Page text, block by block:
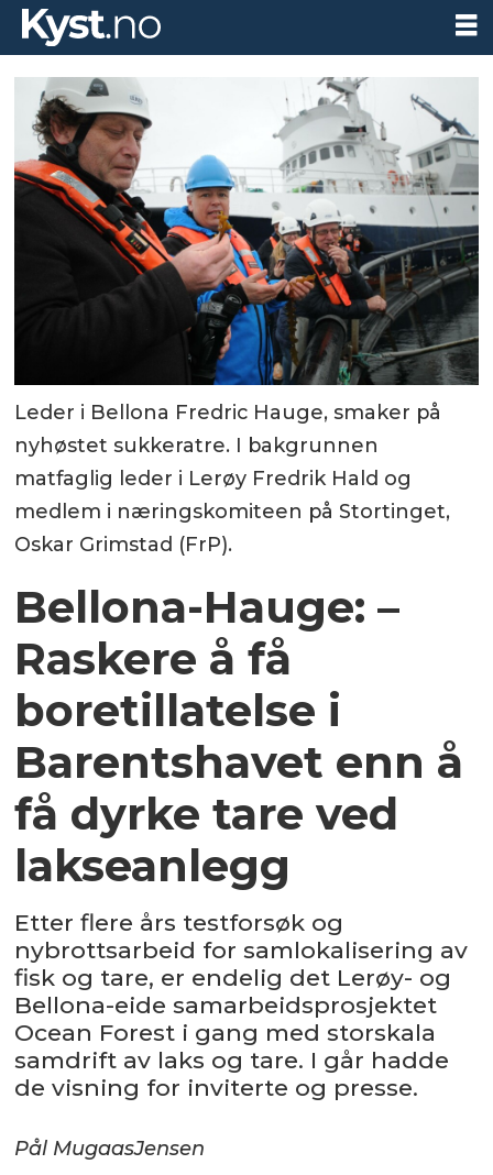
Leder i Bellona Fredric Hauge, smaker på
nyhøstet sukkeratre. I bakgrunnen
matfaglig leder i Lerøy Fredrik Hald og
medlem i næringskomiteen på Stortinget,
Oskar Grimstad (FrP).
Bellona-Hauge: –
Raskere å få
boretillatelse i
Barentshavet enn å
få dyrke tare ved
lakseanlegg
Etter flere års testforsøk og
nybrottsarbeid for samlokalisering av
fisk og tare, er endelig det Lerøy- og
Bellona-eide samarbeidsprosjektet
Ocean Forest i gang med storskala
samdrift av laks og tare. I går hadde
de visning for inviterte og presse.
Pål MugaasJensen